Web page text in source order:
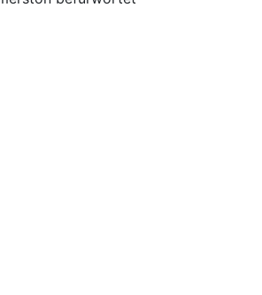
page|
results page|